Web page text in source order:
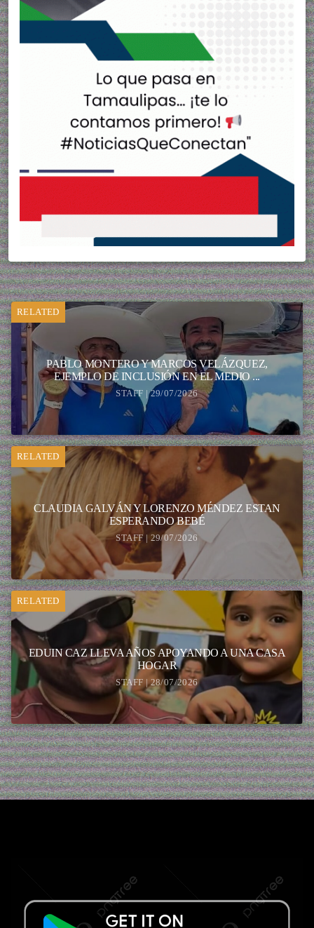
RELATED
PABLO MONTERO Y MARCOS VELÁZQUEZ,
EJEMPLO DE INCLUSIÓN EN EL MEDIO ...
STAFF | 29/07/2026
RELATED
CLAUDIA GALVÁN Y LORENZO MÉNDEZ ESTAN
ESPERANDO BEBÉ
STAFF | 29/07/2026
RELATED
EDUIN CAZ LLEVA AÑOS APOYANDO A UNA CASA
HOGAR
STAFF | 28/07/2026